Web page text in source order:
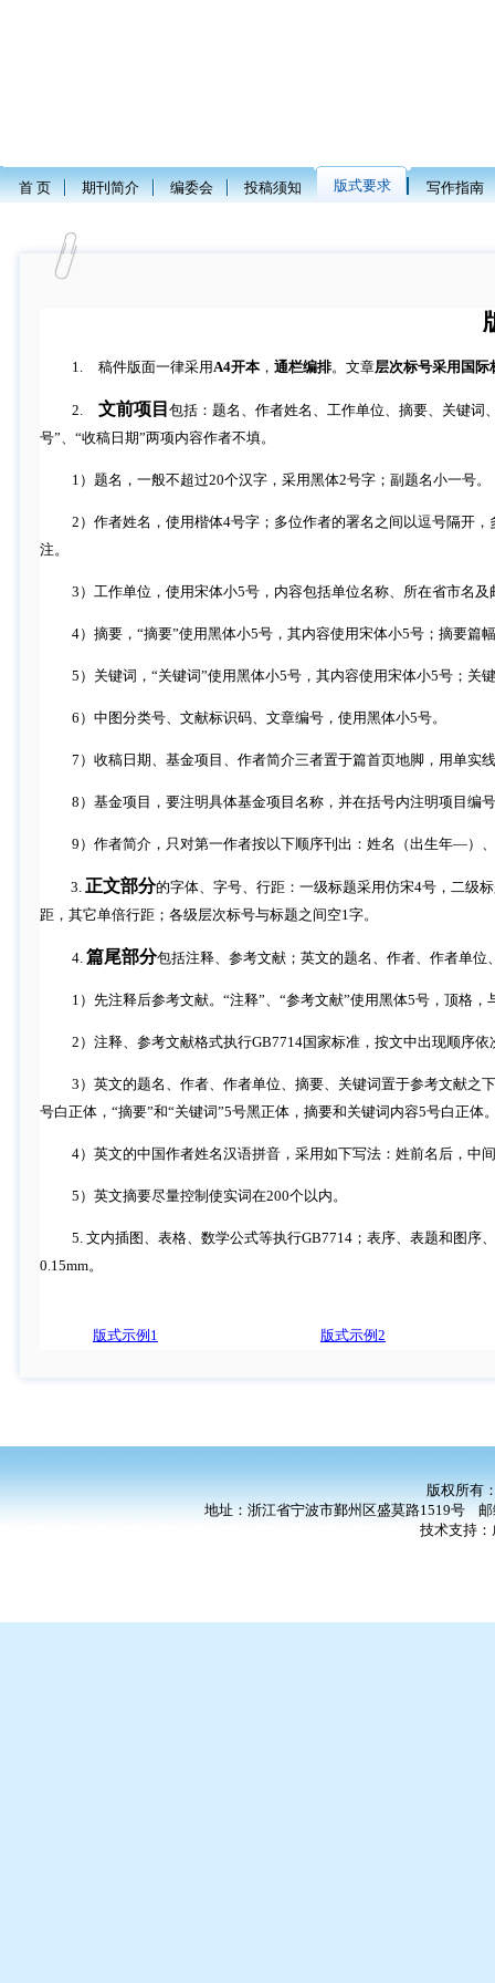
首 页 期刊简介 编委会 投稿须知 版式要求 写作指南
1. 稿件版面一律采用A4开本 ， 通栏编排。文章层次标号采用国际
2. 文前项目 包括：题名、作者姓名、工作单位、摘要、关键词
号”、“收稿日期”两项内容作者不填。
1 ） 题名，一般不超过20个汉字，采用黑体2号字；副题名小一号。
2 ） 作者姓名，使用楷体4号字；多位作者的署名之间以逗号隔开
注。
3 ） 工作单位，使用宋体小5号，内容包括单位名称、所在省市名
4） 摘要，“摘要”使用黑体小5号，其内容使用宋体小5号；摘要篇
5 ） 关键词，“关键词”使用黑体小5号，其内容使用宋体小5号；关
6 ） 中图分类号、文献标识码、文章编号，使用黑体小5号。
7 ） 收稿日期、基金项目、作者简介三者置于篇首页地脚，用单实
8 ） 基金项目，要注明具体基金项目名称，并在括号内注明项目编
9 ） 作者简介，只对第一作者按以下顺序刊出：姓名（出生年—）
3. 正文部分的字体、字号、行距：一级标题采用仿宋4号，二级
距，其它单倍行距；各级层次标号与标题之间空1字。
4. 篇尾部分包括注释、参考文献；英文的题名、作者、作者单位
1 ）先注释后参考文献。“注释”、“参考文献”使用黑体5号，顶格，
2 ）注释、参考文献格式执行GB7714国家标准，按文中出现顺序依
3 ）英文的题名、作者、作者单位、摘要、关键词置于参考文献之
号白正体，“摘要”和“关键词”5号黑正体，摘要和关键词内容5号白正体
4）英文的中国作者姓名汉语拼音，采用如下写法：姓前名后，
5 ）英文摘要尽量控制使实词在200个以内。
5. 文内插图、表格、数学公式等执行GB7714 ；表序、表题和图序
0.15mm。
版式示例1 版式示例2
版权所有
地址：浙江省宁波市鄞州区盛莫路1519号
技术支持